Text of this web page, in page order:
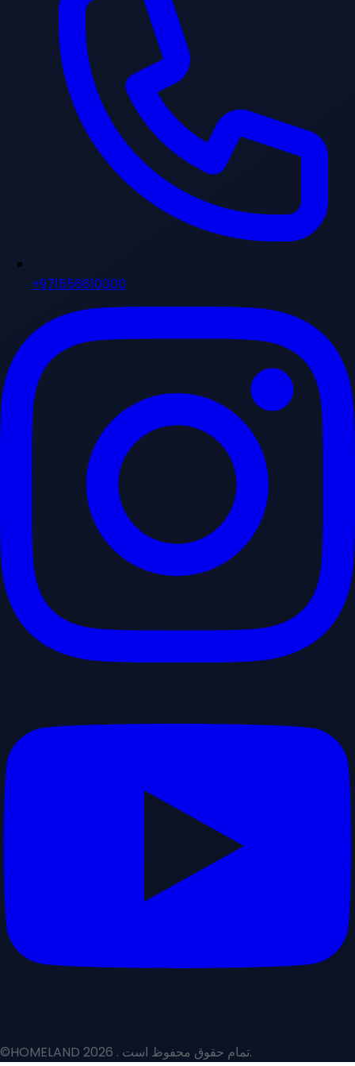
+971556610000
©HOMELAND 2026 . تمام حقوق محفوظ است.